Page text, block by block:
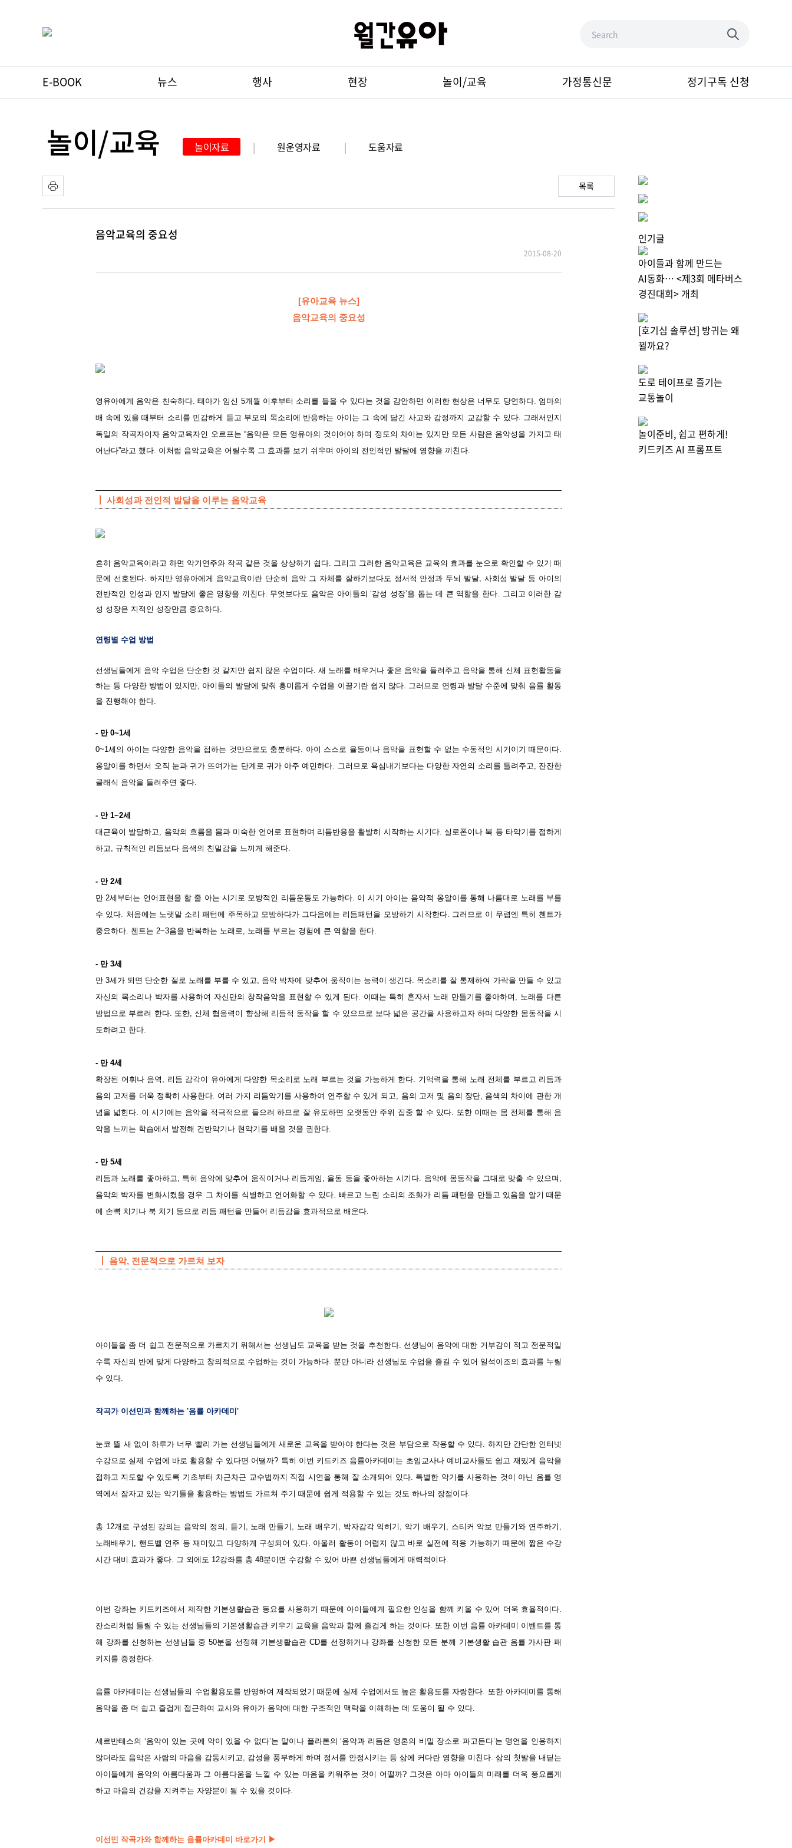
E-BOOK 뉴스 행사 현장 놀이/교육 가정통신문 정기구독 신청
놀이/교육 놀이자료 | 원운영자료 | 도움자료
목록
음악교육의 중요성
2015-08-20
[유아교육 뉴스]
음악교육의 중요성
영유아에게 음악은 친숙하다. 태아가 임신 5개월 이후부터 소리를 들을 수 있다는 것을 감안하면 이러한 현상은 너무도 당연하다. 엄마의
배 속에 있을 때부터 소리를 민감하게 듣고 부모의 목소리에 반응하는 아이는 그 속에 담긴 사고와 감정까지 교감할 수 있다. 그래서인지
독일의 작곡자이자 음악교육자인 오르프는 “음악은 모든 영유아의 것이어야 하며 정도의 차이는 있지만 모든 사람은 음악성을 가지고 태
어난다”라고 했다. 이처럼 음악교육은 어릴수록 그 효과를 보기 쉬우며 아이의 전인적인 발달에 영향을 끼친다.
┃ 사회성과 전인적 발달을 이루는 음악교육
흔히 음악교육이라고 하면 악기연주와 작곡 같은 것을 상상하기 쉽다. 그리고 그러한 음악교육은 교육의 효과를 눈으로 확인할 수 있기 때
문에 선호된다. 하지만 영유아에게 음악교육이란 단순히 음악 그 자체를 잘하기보다도 정서적 안정과 두뇌 발달, 사회성 발달 등 아이의
전반적인 인성과 인지 발달에 좋은 영향을 끼친다. 무엇보다도 음악은 아이들의 ‘감성 성장’을 돕는 데 큰 역할을 한다. 그리고 이러한 감
성 성장은 지적인 성장만큼 중요하다.
연령별 수업 방법
선생님들에게 음악 수업은 단순한 것 같지만 쉽지 않은 수업이다. 새 노래를 배우거나 좋은 음악을 들려주고 음악을 통해 신체 표현활동을
하는 등 다양한 방법이 있지만, 아이들의 발달에 맞춰 흥미롭게 수업을 이끌기란 쉽지 않다. 그러므로 연령과 발달 수준에 맞춰 음률 활동
을 진행해야 한다.
- 만 0~1세
0~1세의 아이는 다양한 음악을 접하는 것만으로도 충분하다. 아이 스스로 율동이나 음악을 표현할 수 없는 수동적인 시기이기 때문이다.
옹알이를 하면서 오직 눈과 귀가 뜨여가는 단계로 귀가 아주 예민하다. 그러므로 욕심내기보다는 다양한 자연의 소리를 들려주고, 잔잔한
클래식 음악을 들려주면 좋다.
- 만 1~2세
대근육이 발달하고, 음악의 흐름을 몸과 미숙한 언어로 표현하며 리듬반응을 활발히 시작하는 시기다. 실로폰이나 북 등 타악기를 접하게
하고, 규칙적인 리듬보다 음색의 친밀감을 느끼게 해준다.
- 만 2세
만 2세부터는 언어표현을 할 줄 아는 시기로 모방적인 리듬운동도 가능하다. 이 시기 아이는 음악적 옹알이를 통해 나름대로 노래를 부를
수 있다. 처음에는 노랫말 소리 패턴에 주목하고 모방하다가 그다음에는 리듬패턴을 모방하기 시작한다. 그러므로 이 무렵엔 특히 첸트가
중요하다. 첸트는 2~3음을 반복하는 노래로, 노래를 부르는 경험에 큰 역할을 한다.
- 만 3세
만 3세가 되면 단순한 절로 노래를 부를 수 있고, 음악 박자에 맞추어 움직이는 능력이 생긴다. 목소리를 잘 통제하여 가락을 만들 수 있고
자신의 목소리나 박자를 사용하여 자신만의 창작음악을 표현할 수 있게 된다. 이때는 특히 혼자서 노래 만들기를 좋아하며, 노래를 다른
방법으로 부르려 한다. 또한, 신체 협응력이 향상해 리듬적 동작을 할 수 있으므로 보다 넓은 공간을 사용하고자 하며 다양한 몸동작을 시
도하려고 한다.
- 만 4세
확장된 어휘나 음역, 리듬 감각이 유아에게 다양한 목소리로 노래 부르는 것을 가능하게 한다. 기억력을 통해 노래 전체를 부르고 리듬과
음의 고저를 더욱 정확히 사용한다. 여러 가지 리듬악기를 사용하여 연주할 수 있게 되고, 음의 고저 및 음의 장단, 음색의 차이에 관한 개
념을 넓힌다. 이 시기에는 음악을 적극적으로 들으려 하므로 잘 유도하면 오랫동안 주위 집중 할 수 있다. 또한 이때는 몸 전체를 통해 음
악을 느끼는 학습에서 발전해 건반악기나 현악기를 배울 것을 권한다.
- 만 5세
리듬과 노래를 좋아하고, 특히 음악에 맞추어 움직이거나 리듬게임, 율동 등을 좋아하는 시기다. 음악에 몸동작을 그대로 맞출 수 있으며,
음악의 박자를 변화시켰을 경우 그 차이를 식별하고 언어화할 수 있다. 빠르고 느린 소리의 조화가 리듬 패턴을 만들고 있음을 알기 때문
에 손뼉 치기나 북 치기 등으로 리듬 패턴을 만들어 리듬감을 효과적으로 배운다.
┃ 음악, 전문적으로 가르쳐 보자
아이들을 좀 더 쉽고 전문적으로 가르치기 위해서는 선생님도 교육을 받는 것을 추천한다. 선생님이 음악에 대한 거부감이 적고 전문적일
수록 자신의 반에 맞게 다양하고 창의적으로 수업하는 것이 가능하다. 뿐만 아니라 선생님도 수업을 즐길 수 있어 일석이조의 효과를 누릴
수 있다.
작곡가 이선민과 함께하는 '음률 아카데미'
눈코 뜰 새 없이 하루가 너무 빨리 가는 선생님들에게 새로운 교육을 받아야 한다는 것은 부담으로 작용할 수 있다. 하지만 간단한 인터넷
수강으로 실제 수업에 바로 활용할 수 있다면 어떨까? 특히 이번 키드키즈 음률아카데미는 초임교사나 예비교사들도 쉽고 재밌게 음악을
접하고 지도할 수 있도록 기초부터 차근차근 교수법까지 직접 시연을 통해 잘 소개되어 있다. 특별한 악기를 사용하는 것이 아닌 음률 영
역에서 잠자고 있는 악기들을 활용하는 방법도 가르쳐 주기 때문에 쉽게 적용할 수 있는 것도 하나의 장점이다.
총 12개로 구성된 강의는 음악의 정의, 듣기, 노래 만들기, 노래 배우기, 박자감각 익히기, 악기 배우기, 스티커 악보 만들기와 연주하기,
노래배우기, 핸드벨 연주 등 재미있고 다양하게 구성되어 있다. 아울러 활동이 어렵지 않고 바로 실전에 적용 가능하기 때문에 짧은 수강
시간 대비 효과가 좋다. 그 외에도 12강좌를 총 48분이면 수강할 수 있어 바쁜 선생님들에게 매력적이다.
이번 강좌는 키드키즈에서 제작한 기본생활습관 동요를 사용하기 때문에 아이들에게 필요한 인성을 함께 키울 수 있어 더욱 효율적이다.
잔소리처럼 들릴 수 있는 선생님들의 기본생활습관 키우기 교육을 음악과 함께 즐겁게 하는 것이다. 또한 이번 음률 아카데미 이벤트를 통
해 강좌를 신청하는 선생님들 중 50분을 선정해 기본생활습관 CD를 선정하거나 강좌를 신청한 모든 분께 기본생활 습관 음률 가사판 패
키지를 증정한다.
음률 아카데미는 선생님들의 수업활용도를 반영하여 제작되었기 때문에 실제 수업에서도 높은 활용도를 자랑한다. 또한 아카데미를 통해
음악을 좀 더 쉽고 즐겁게 접근하여 교사와 유아가 음악에 대한 구조적인 맥락을 이해하는 데 도움이 될 수 있다.
세르반테스의 ‘음악이 있는 곳에 악이 있을 수 없다’는 말이나 플라톤의 ‘음악과 리듬은 영혼의 비밀 장소로 파고든다’는 명언을 인용하지
않더라도 음악은 사람의 마음을 감동시키고, 감성을 풍부하게 하며 정서를 안정시키는 등 삶에 커다란 영향을 미친다. 삶의 첫발을 내딛는
아이들에게 음악의 아름다움과 그 아름다움을 느낄 수 있는 마음을 키워주는 것이 어떨까? 그것은 아마 아이들의 미래를 더욱 풍요롭게
하고 마음의 건강을 지켜주는 자양분이 될 수 있을 것이다.
이선민 작곡가와 함께하는 음률아카데미 바로가기 ▶
인기글
아이들과 함께 만드는
AI동화… <제3회 메타버스
경진대회> 개최
[호기심 솔루션] 방귀는 왜
뀔까요?
도로 테이프로 즐기는
교통놀이
놀이준비, 쉽고 편하게!
키드키즈 AI 프롬프트